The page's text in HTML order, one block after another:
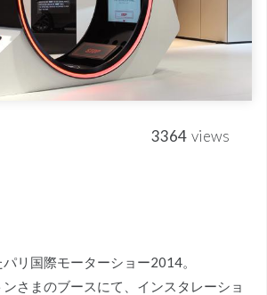
3364 views
リ国際モーターショー2014。
さまのブースにて、インスタレーショ